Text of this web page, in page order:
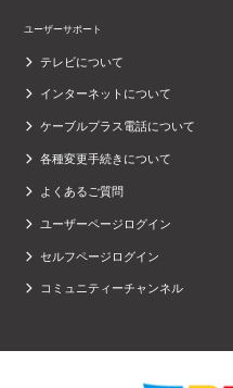
ユーザーサポート
テレビについて
インターネットについて
ケーブルプラス電話について
各種変更手続きについて
よくあるご質問
ユーザーページログイン
セルフページログイン
コミュニティーチャンネル